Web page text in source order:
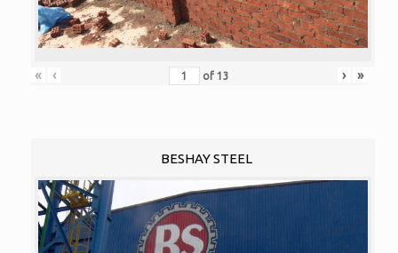
« ‹ of 13 › »
BESHAY STEEL